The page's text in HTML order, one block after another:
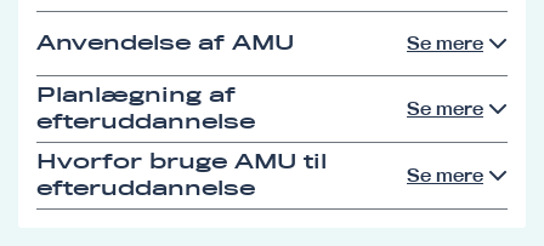
Anvendelse af AMU Se mere
Planlægning af
efteruddannelse
Se mere
Hvorfor bruge AMU til
efteruddannelse
Se mere